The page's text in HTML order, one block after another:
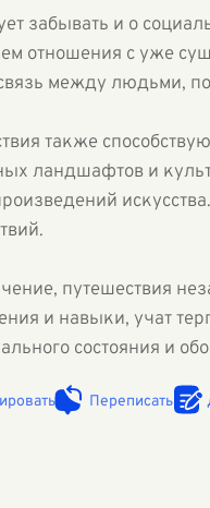
забывать и о
отношения с уже
между людьми,
также
ландшафтов и
путешествия
и навыки, учат
состояния и
Переписать